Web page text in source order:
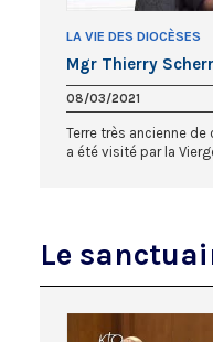
LA VIE DES DIOCÈSES
Mgr Thierry
08/03/2021
Terre très ancienne
a été visité par la
Le